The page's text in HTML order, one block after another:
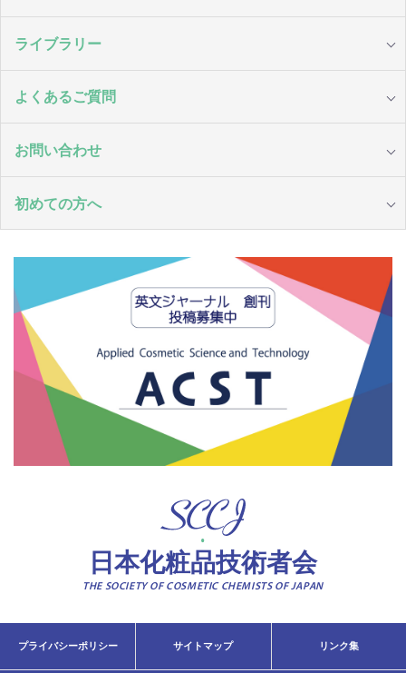
ライブラリー
よくあるご質問
お問い合わせ
初めての方へ
日本化粧品技術者会
THE SOCIETY OF COSMETIC CHEMISTS OF JAPAN
プライバシーポリシー サイトマップ リンク集